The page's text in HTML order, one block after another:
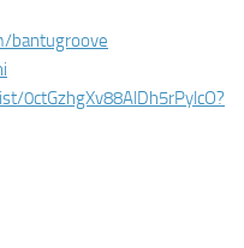
bantugroove
0ctGzhgXv88AlDh5rPylcO?